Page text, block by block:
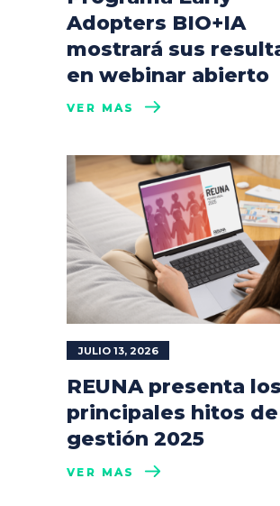
Adopters BIO+IA
mostrará sus
en webinar abierto
VER MÁS
JULIO 13, 2026
REUNA presenta los
principales hitos
gestión 2025
VER MÁS